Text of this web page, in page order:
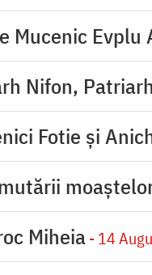
Mucenic Evplu
Nifon,
Fotie şi
Miheia- 14